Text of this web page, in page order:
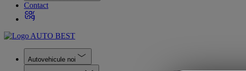
Contact
Autovehicule noi